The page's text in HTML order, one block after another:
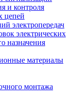
и контроля
цепей
электропередач
электрических
назначения
материалы
монтажа